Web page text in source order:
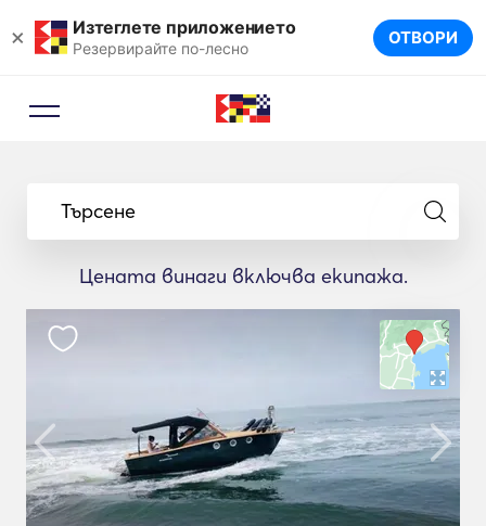
× Изтеглете приложението
Резервирайте по-лесно ОТВОРИ
Търсене
Цената винаги включва екипажа.